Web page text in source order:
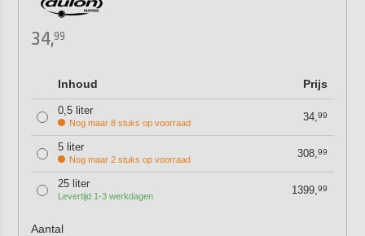
34,99
Inhoud Prijs
0,5 liter
Nog maar 8 stuks op voorraad 34,99
5 liter
Nog maar 2 stuks op voorraad 308,99
25 liter
Levertijd 1-3 werkdagen 1399,99
Aantal